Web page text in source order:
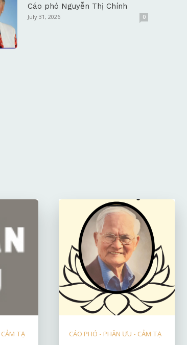
Cáo phó Nguyễn Thị Chính
July 31, 2026 0
TẠ CÁO PHÓ - PHÂN ƯU - CẢM TẠ